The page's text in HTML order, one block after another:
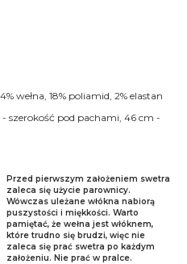
wełna, 18% poliamid, 2% elastan
- szerokość pod pachami, 46 cm -
Przed pierwszym założeniem swetra
zaleca się użycie parownicy.
Wówczas uleżane włókna nabiorą
puszystości i miękkości. Warto
pamiętać, że wełna jest włóknem,
które trudno się brudzi, więc nie
zaleca się prać swetra po każdym
założeniu. Nie prać w pralce.